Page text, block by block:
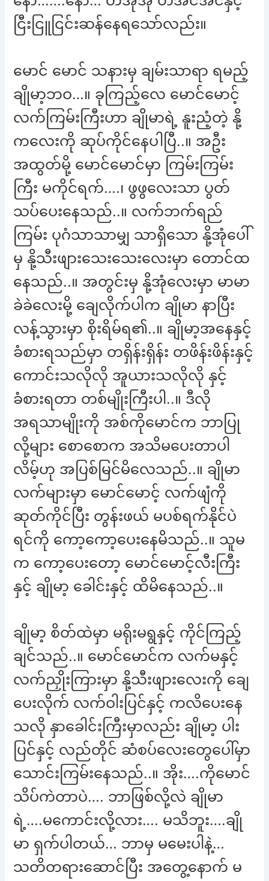
ငြီးငြူငြင်းဆန်နေရသော်လည်း။
မောင် မောင် သနားမှ ချမ်းသာရာ ရမည့်
ချိုမာ့ဘဝ…။ ခုကြည့်လေ မောင်မောင့်
လက်ကြမ်းကြီးဟာ ချိုမာရဲ့ နူးညံ့တဲ့ နို့
ကလေးကို ဆုပ်ကိုင်နေပါပြီ..။ အဦး
အထွတ်မို့ မောင်မောင်မှာ ကြမ်းကြမ်း
ကြီး မကိုင်ရက်….၊ ဖွဖွလေးသာ ပွတ်
သပ်ပေးနေသည်..။ လက်ဘက်ရည်
ကြမ်း ပုဂံသာသာမျှ သာရှိသော နို့အုံပေါ်
မှ နို့သီးဖျားသေးသေးလေးမှာ တောင်ထ
နေသည်..။ အတွင်းမှ နို့အုံလေးမှာ မာမာ
ခဲခဲလေးမို့ ချေလိုက်ပါက ချိုမာ နာပြီး
လန့်သွားမှာ စိုးရိမ်ရ၏..။ ချိုမာ့အနေနှင့်
ခံစားရသည်မှာ တရှိန်းရှိန်း တဖိန်းဖိန်းနှင့်
ကောင်းသလိုလို အူယားသလိုလို နှင့်
ခံစားရတာ တစ်မျိုးကြီးပါ..။ ဒီလို
အရသာမျိုးကို အစ်ကိုမောင်က ဘာပြု
လို့များ စောစောက အသိမပေးတာပါ
လိမ့်ဟု အပြစ်မြင်မိလေသည်..။ ချိုမာ
လက်များမှာ မောင်မောင့် လက်ဖျံကို
ဆုတ်ကိုင်ပြီး တွန်းဖယ် မပစ်ရက်နိုင်ပဲ
ရင်ကို ကော့ကော့ပေးနေမိသည်..။ သူမ
က ကော့ပေးတော့ မောင်မောင့်လီးကြီး
နှင့် ချိုမာ့ ခေါင်းနှင့် ထိမိနေသည်..။
ချိုမာ့ စိတ်ထဲမှာ မရိုးမရွနှင့် ကိုင်ကြည့်
ချင်သည်..။ မောင်မောင်က လက်မနှင့်
လက်ညှိုးကြားမှာ နို့သီးဖျားလေးကို ချေ
ပေးလိုက် လက်ဝါးပြင်နှင့် ကလိပေးနေ
သလို နှာခေါင်းကြီးမှာလည်း ချိုမာ့ ပါး
ပြင်နှင့် လည်တိုင် ဆံစပ်လေးတွေပေါ်မှာ
သောင်းကြမ်းနေသည်..။ အိုး….ကိုမောင်
သိပ်ကဲတာပဲ…. ဘာဖြစ်လို့လဲ ချိုမာ
ရဲ့….မကောင်းလို့လား…. မသိဘူး….ချို
မာ ရှက်ပါတယ်… ဘာမှ မမေးပါနဲ့…
သတိတရားဆောင်ပြီး အတွေ့နောက် မ